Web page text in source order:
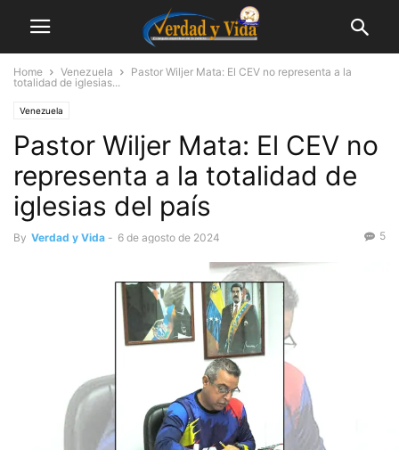
Home Venezuela
Pastor Wiljer Mata: El CEV no representa a la
totalidad de iglesias...
Venezuela
Pastor Wiljer Mata: El CEV no
representa a la totalidad de
iglesias del país
By Verdad y Vida - 6 de agosto de 2024 5